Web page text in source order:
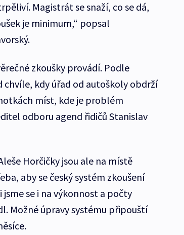
Magistrát se snaží, co se dá,
je minimum,“ popsal
zkoušky provádí. Podle
chvíle, kdy úřad od autoškoly obdrží
míst, kde je problém
odboru agend řidičů Stanislav
Horčičky jsou ale na místě
aby se český systém zkoušení
se i na výkonnost a počty
Možné úpravy systému připouští